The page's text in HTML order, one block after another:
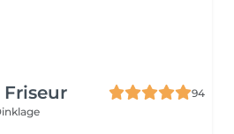
Friseur
94